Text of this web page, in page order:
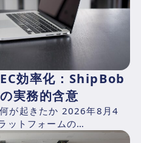
効率化：ShipBob
実務的含意
が起きたか 2026年8月4
ットフォームの
年創業、CEO：Dh...